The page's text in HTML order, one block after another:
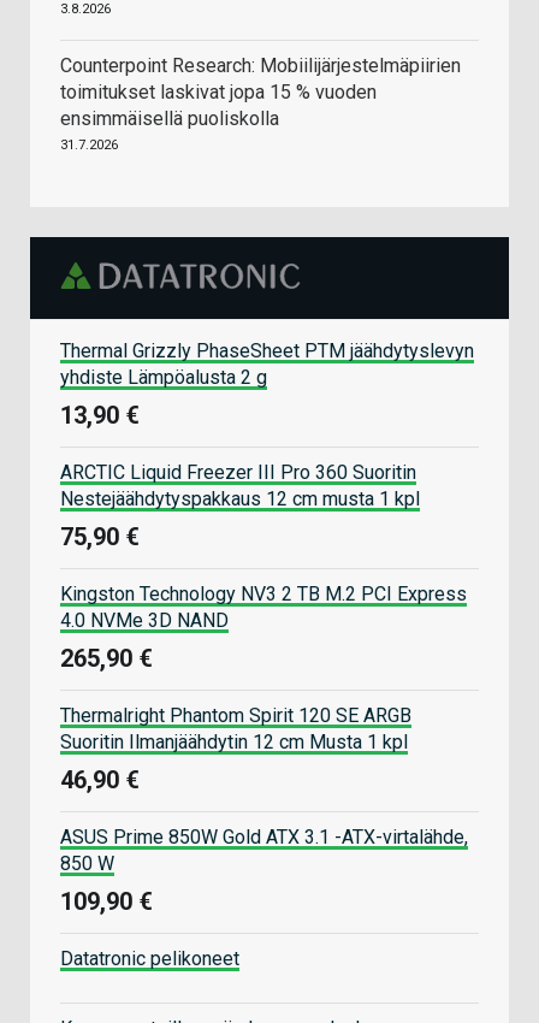
3.8.2026
Counterpoint Research: Mobiilijärjestelmäpiirien
toimitukset laskivat jopa 15 % vuoden
ensimmäisellä puoliskolla
31.7.2026
Thermal Grizzly PhaseSheet PTM jäähdytyslevyn
yhdiste Lämpöalusta 2 g
13,90 €
ARCTIC Liquid Freezer III Pro 360 Suoritin
Nestejäähdytyspakkaus 12 cm musta 1 kpl
75,90 €
Kingston Technology NV3 2 TB M.2 PCI Express
4.0 NVMe 3D NAND
265,90 €
Thermalright Phantom Spirit 120 SE ARGB
Suoritin Ilmanjäähdytin 12 cm Musta 1 kpl
46,90 €
ASUS Prime 850W Gold ATX 3.1 -ATX-virtalähde,
850 W
109,90 €
Datatronic pelikoneet